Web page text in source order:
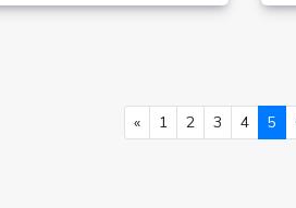
« 1 2 3 4 5